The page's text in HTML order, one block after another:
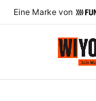
Eine Marke von